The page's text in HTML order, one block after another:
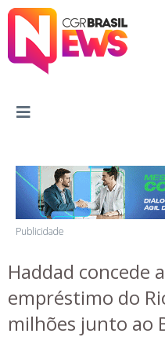
Publicidade
Haddad concede
empréstimo do
milhões junto ao